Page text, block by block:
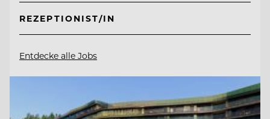
REZEPTIONIST/IN
Entdecke alle Jobs